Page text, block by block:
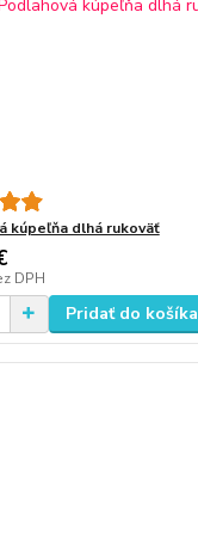
kúpeľňa dlhá rukoväť
DPH
Pridať do košíka